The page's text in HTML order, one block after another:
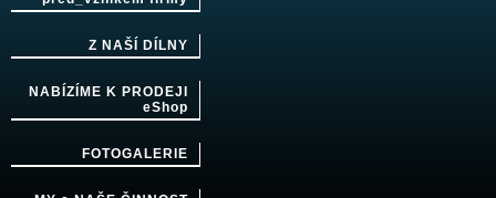
Z NAŠÍ DÍLNY
NABÍZÍME K PRODEJI
eShop
FOTOGALERIE